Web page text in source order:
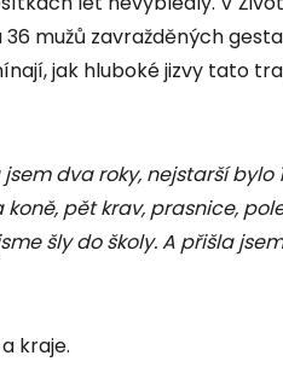
mužů zavražděných
jak hluboké jizvy tato
jsem dva roky, nejstarší bylo
pět krav, prasnice,
šly do školy. A přišla
kraje.